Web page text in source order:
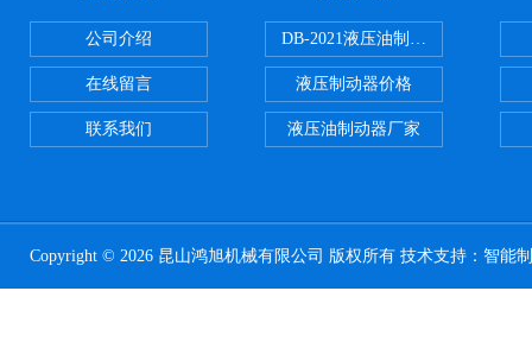
公司介绍
在线留言
联系我们
DB-2021液压油制动器
液压制动器价格
液压油制动器厂家
Copyright © 2026 昆山鸿旭机械有限公司 版权所有 技术支持： 智能